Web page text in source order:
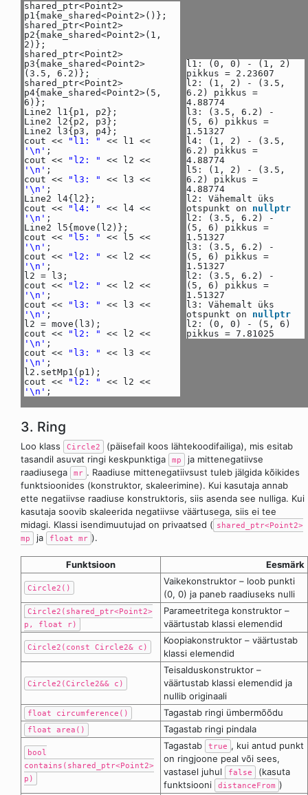
shared_ptr<Point2>
p1{make_shared<Point2>()};
shared_ptr<Point2>
p2{make_shared<Point2>(1,
2)};
shared_ptr<Point2>
p3{make_shared<Point2>
(3.5, 6.2)};
shared_ptr<Point2>
p4{make_shared<Point2>(5,
6)};
Line2 l1{p1, p2};
Line2 l2{p2, p3};
Line2 l3{p3, p4};
cout <<
"l1: "
<< l1 <<
'\n' ;
cout <<
"l2: "
<< l2 <<
'\n' ;
cout <<
"l3: "
<< l3 <<
'\n' ;
Line2 l4{l2};
cout <<
"l4: "
<< l4 <<
'\n' ;
Line2 l5{move(l2)};
cout <<
"l5: "
<< l5 <<
'\n' ;
cout <<
"l2: "
<< l2 <<
'\n' ;
l2 = l3;
cout <<
"l2: "
<< l2 <<
'\n' ;
cout <<
"l3: "
<< l3 <<
'\n' ;
l2 = move(l3);
cout <<
"l2: "
<< l2 <<
'\n' ;
cout <<
"l3: "
<< l3 <<
'\n' ;
l2.setMp1(p1);
cout <<
"l2: "
<< l2 <<
'\n' ;
l1: (0, 0) - (1, 2)
pikkus = 2.23607
l2: (1, 2) - (3.5,
6.2) pikkus =
4.88774
l3: (3.5, 6.2) -
(5, 6) pikkus =
1.51327
l4: (1, 2) - (3.5,
6.2) pikkus =
4.88774
l5: (1, 2) - (3.5,
6.2) pikkus =
4.88774
l2: Vähemalt üks
otspunkt on nullptr
l2: (3.5, 6.2) -
(5, 6) pikkus =
1.51327
l3: (3.5, 6.2) -
(5, 6) pikkus =
1.51327
l2: (3.5, 6.2) -
(5, 6) pikkus =
1.51327
l3: Vähemalt üks
otspunkt on nullptr
l2: (0, 0) - (5, 6)
pikkus = 7.81025
3. Ring
Loo klass Circle2
(päisefail koos lähtekoodifailiga), mis esitab
tasandil asuvat ringi keskpunktiga
mp
ja mittenegatiivse
raadiusega
mr . Raadiuse mittenegatiivsust tuleb jälgida kõikides
funktsioonides (konstruktor, skaleerimine). Kui kasutaja annab
ette negatiivse raadiuse konstruktoris, siis asenda see nulliga. Kui
kasutaja soovib skaleerida negatiivse väärtusega, siis ei tee
midagi. Klassi isendimuutujad on privaatsed ( shared_ptr<Point2>
mp
ja float mr ).
Funktsioon Eesmärk
Circle2()
Vaikekonstruktor – loob punkti
(0, 0) ja paneb raadiuseks nulli
Circle2(shared_ptr<Point2>
p, float r)
Parameetritega konstruktor –
väärtustab klassi elemendid
Circle2(const Circle2& c)
Koopiakonstruktor – väärtustab
klassi elemendid
Circle2(Circle2&& c)
Teisalduskonstruktor –
väärtustab klassi elemendid ja
nullib originaali
float circumference() Tagastab ringi ümbermõõdu
float area() Tagastab ringi pindala
bool
contains(shared_ptr<Point2>
p)
Tagastab true , kui antud punkt
on ringjoone peal või sees,
vastasel juhul
false
(kasuta
funktsiooni
distanceFrom )